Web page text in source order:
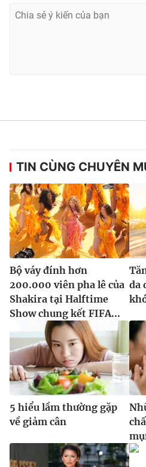
Ðiện thoại Thời báo VTV:024.66
® Cấm sao chép dưới mọi hình
thuận bằng văn bản. Ghi rõ
thông tin từ website này.
TIN CÙNG CHUYÊN
Bộ váy đính hơn
200.000 viên pha lê của
Shakira tại Halftime
Show chung kết FIFA...
da
5 hiểu lầm thường gặp
về giảm cân